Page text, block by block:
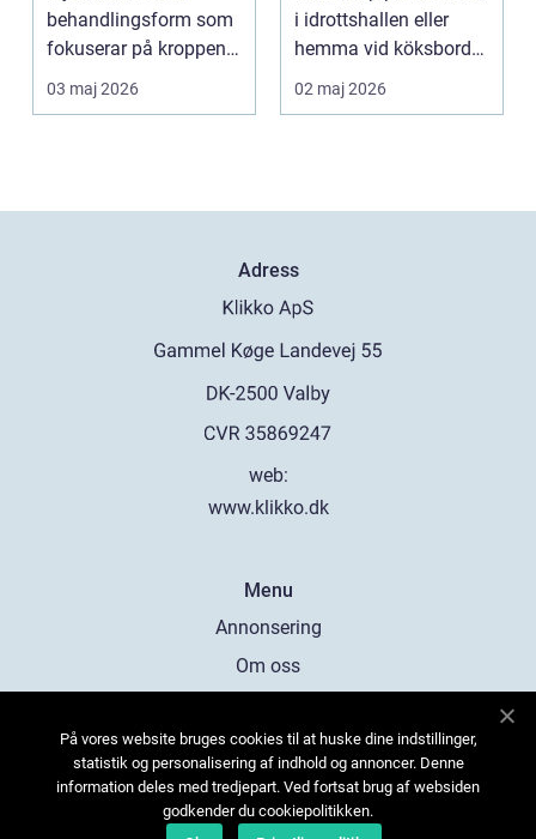
behandlingsform som
fokuserar på kroppens
egen förmåga att lä...
03 maj 2026
i idrottshallen eller
hemma vid köksbordet
finns det ba...
02 maj 2026
Adress
web:
www.klikko.dk
Menu
Annonsering
Om oss
Kontakta oss
Sitemap
På vores website bruges cookies til at huske dine indstillinger,
statistik og personalisering af indhold og annoncer. Denne
information deles med tredjepart. Ved fortsat brug af websiden
godkender du cookiepolitikken.